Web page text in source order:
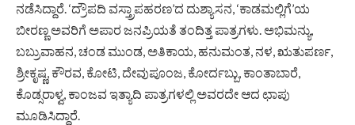
ನಡೆಸಿದ್ದಾರೆ. ‘ದ್ರೌಪದಿ ವಸ್ತ್ರಾಪಹರಣ’ದ ದುಶ್ಯಾಸನ, ‘ಕಾಡಮಲ್ಲಿಗೆ’ಯ
ಬೀರಣ್ಣ ಅವರಿಗೆ ಅಪಾರ ಜನಪ್ರಿಯತೆ ತಂದಿತ್ತ ಪಾತ್ರಗಳು. ಅಭಿಮನ್ಯು,
ಬಬ್ರುವಾಹನ, ಚಂಡ ಮುಂಡ, ಅತಿಕಾಯ, ಹನುಮಂತ, ನಳ, ಋತುಪರ್ಣ,
ಶ್ರೀಕೃಷ್ಣ, ಕೌರವ, ಕೋಟಿ, ದೇವುಪೂಂಜ, ಕೋರ್ದಬ್ಬು, ಕಾಂತಾಬಾರೆ,
ಕೊಡ್ಸರಾಳ್ವ, ಕಾಂಜವ ಇತ್ಯಾದಿ ಪಾತ್ರಗಳಲ್ಲಿ ಅವರದೇ ಆದ ಛಾಪು
ಮೂಡಿಸಿದ್ದಾರೆ.